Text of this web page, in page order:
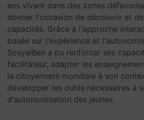
ans vivant dans des zones
donner l'occasion de découvrir et
capacités. Grâce à l'approche
basée sur l'expérience et
SosyalBen a pu renforcer ses
facilitateur, adapter les
la citoyenneté mondiale à son
développer les outils nécessaires à
d'autonomisation des jeunes.